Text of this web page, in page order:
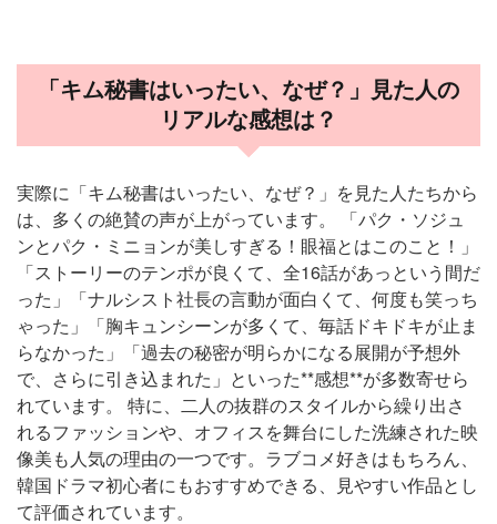
「キム秘書はいったい、なぜ？」見た人の
リアルな感想は？
実際に「キム秘書はいったい、なぜ？」を見た人たちから
は、多くの絶賛の声が上がっています。 「パク・ソジュ
ンとパク・ミニョンが美しすぎる！眼福とはこのこと！」
「ストーリーのテンポが良くて、全16話があっという間だ
った」「ナルシスト社長の言動が面白くて、何度も笑っち
ゃった」「胸キュンシーンが多くて、毎話ドキドキが止ま
らなかった」「過去の秘密が明らかになる展開が予想外
で、さらに引き込まれた」といった**感想**が多数寄せら
れています。 特に、二人の抜群のスタイルから繰り出さ
れるファッションや、オフィスを舞台にした洗練された映
像美も人気の理由の一つです。ラブコメ好きはもちろん、
韓国ドラマ初心者にもおすすめできる、見やすい作品とし
て評価されています。